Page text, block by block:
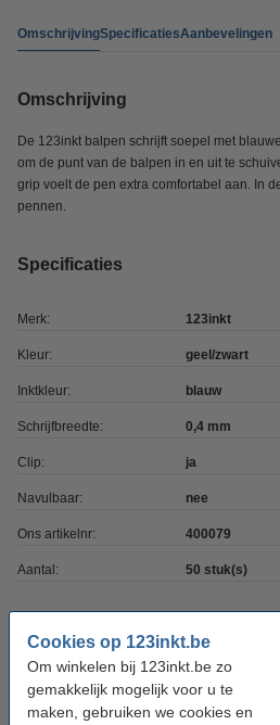
Cookies op 123inkt.be
Om winkelen bij 123inkt.be zo
gemakkelijk mogelijk voor u te
maken, gebruiken we cookies en
OmschrijvingSpecificatiesAanbevelingen
Omschrijving
De 123inkt balpen schrijft soepel met
om de punt van de balpen in en uit te
grip voelt de pen extra comfortabel aan. In
pennen.
Specificaties
Merk: 123inkt
Kleur: geel/zwart
Inktkleur: blauw
Schrijfbreedte: 0,4 mm
Clip: ja
Navulbaar: nee
Ons artikelnr: 400079
Aantal: 50 stuk(s)
Tip: schrijfblokken meebestellen
Aanbieding: 10x 123inkt
70 g/m² 100 vellen
€ 26,55